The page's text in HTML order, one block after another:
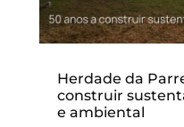
Herdade da
construir
e ambiental